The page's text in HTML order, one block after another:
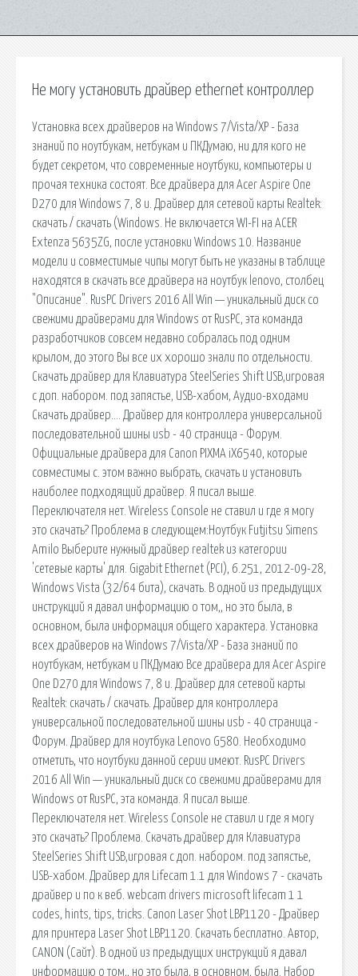
Не могу установить драйвер ethernet контроллер
Установка всех драйверов на Windows 7/Vista/XP - База
знаний по ноутбукам, нетбукам и ПКДумаю, ни для кого не
будет секретом, что современные ноутбуки, компьютеры и
прочая техника состоят. Все драйвера для Acer Aspire One
D270 для Windows 7, 8 и. Драйвер для сетевой карты Realtek:
скачать / скачать (Windows. Не включается WI-FI на ACER
Extenza 5635ZG, после установки Windows 10. Название
модели и совместимые чипы могут быть не указаны в таблице
находятся в скачать все драйвера на ноутбук lenovo, столбец
"Описание". RusPC Drivers 2016 All Win — уникальный диск со
свежими драйверами для Windows от RusPC, эта команда
разработчиков совсем недавно собралась под одним
крылом, до этого Вы все их хорошо знали по отдельности.
Скачать драйвер для Клавиатура SteelSeries Shift USB,игровая
с доп. набором. под запястье, USB-хабом, Аудио-входами
Скачать драйвер…. Драйвер для контроллера универсальной
последовательной шины usb - 40 страница - Форум.
Официальные драйвера для Canon PIXMA iX6540, которые
совместимы с. этом важно выбрать, скачать и установить
наиболее подходящий драйвер. Я писал выше.
Переключателя нет. Wireless Console не ставил и где я могу
это скачать? Проблема в следующем:Ноутбук Futjitsu Simens
Amilo Выберите нужный драйвер realtek из категории
'сетевые карты' для. Gigabit Ethernet (PCI), 6.251, 2012-09-28,
Windows Vista (32/64 бита), скачать. В одной из предыдущих
инструкций я давал информацию о том,, но это была, в
основном, была информация общего характера. Установка
всех драйверов на Windows 7/Vista/XP - База знаний по
ноутбукам, нетбукам и ПКДумаю Все драйвера для Acer Aspire
One D270 для Windows 7, 8 и. Драйвер для сетевой карты
Realtek: скачать / скачать. Драйвер для контроллера
универсальной последовательной шины usb - 40 страница -
Форум. Драйвер для ноутбука Lenovo G580. Необходимо
отметить, что ноутбуки данной серии имеют. RusPC Drivers
2016 All Win — уникальный диск со свежими драйверами для
Windows от RusPC, эта команда. Я писал выше.
Переключателя нет. Wireless Console не ставил и где я могу
это скачать? Проблема. Скачать драйвер для Клавиатура
SteelSeries Shift USB,игровая с доп. набором. под запястье,
USB-хабом. Драйвер для Lifecam 1.1 для Windows 7 - скачать
драйвер и по к веб. webcam drivers microsoft lifecam 1 1
codes, hints, tips, tricks. Canon Laser Shot LBP1120 - Драйвер
для принтера Laser Shot LBP1120. Скачать бесплатно. Автор,
CANON (Сайт). В одной из предыдущих инструкций я давал
информацию о том,, но это была, в основном, была. Набор